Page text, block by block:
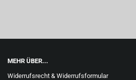
MEHR ÜBER...
Widerrufsrecht & Widerrufsformular